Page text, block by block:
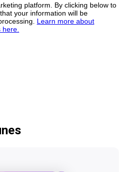
platform. By clicking below to
your information will be
Learn more about